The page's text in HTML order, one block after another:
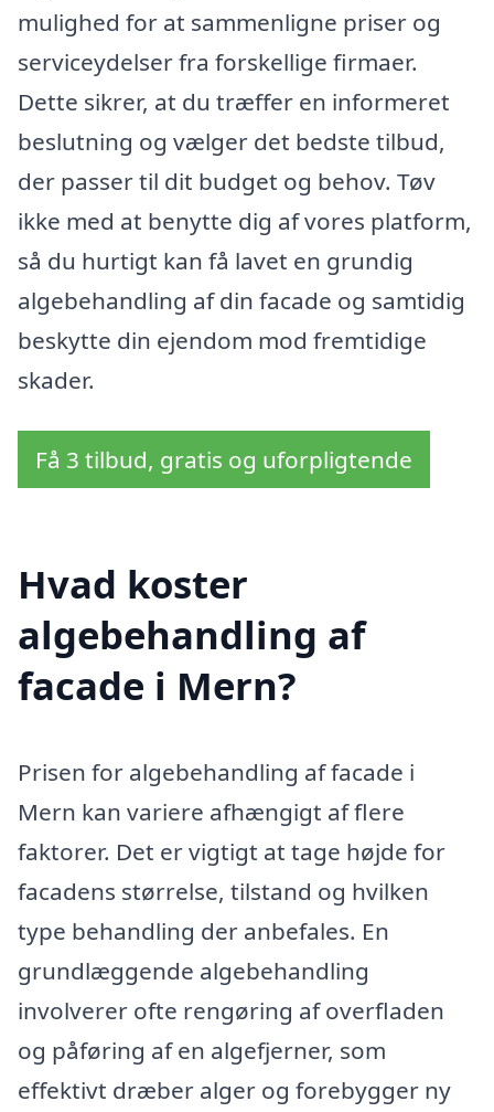
mulighed for at sammenligne priser og
serviceydelser fra forskellige firmaer.
Dette sikrer, at du træffer en informeret
beslutning og vælger det bedste tilbud,
der passer til dit budget og behov. Tøv
ikke med at benytte dig af vores platform,
så du hurtigt kan få lavet en grundig
algebehandling af din facade og samtidig
beskytte din ejendom mod fremtidige
skader.
Få 3 tilbud, gratis og uforpligtende
Hvad koster
algebehandling af
facade i Mern?
Prisen for algebehandling af facade i
Mern kan variere afhængigt af flere
faktorer. Det er vigtigt at tage højde for
facadens størrelse, tilstand og hvilken
type behandling der anbefales. En
grundlæggende algebehandling
involverer ofte rengøring af overfladen
og påføring af en algefjerner, som
effektivt dræber alger og forebygger ny